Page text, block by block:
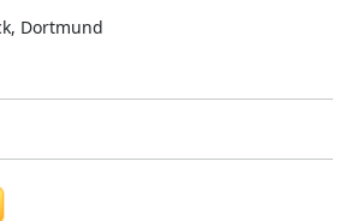
Dortmund